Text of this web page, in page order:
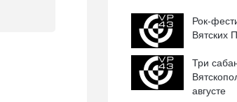
Рок-
Вятских
Три
августе